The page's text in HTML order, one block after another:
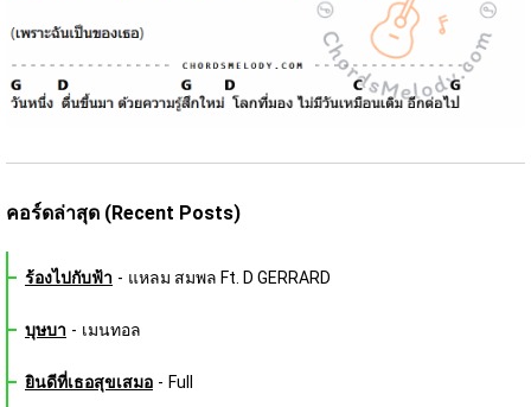
คอร์ดล่าสุด (Recent Posts)
ร้องไปกับฟ้า - แหลม สมพล Ft. D GERRARD
บุษบา - เมนทอล
ยินดีที่เธอสุขเสมอ - Full